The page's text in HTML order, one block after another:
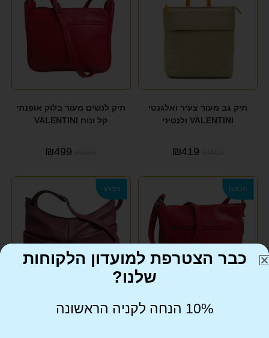
תיק גב מעור צעיר ואלגנטי
VALENTINI ולנטיני
₪459
₪419
תיק לנשים מעור בלוק אופנתי
קל ונוח VALENTINI
₪599
₪499
מבצע!
תיק לנשים מעור בלוק איטלקי
מבצע!
תיק לנשים מעור בלוק מרהיב
כבר הצטרפת למועדון הלקוחות
שלנו?
10% הנחה לקניה הראשונה